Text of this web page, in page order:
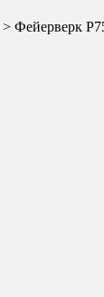
> Фейерверк